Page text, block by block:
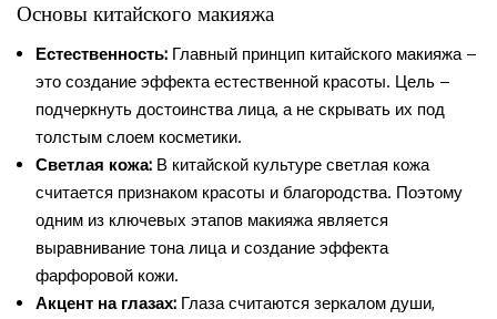
Основы китайского макияжа
Естественность: Главный принцип китайского макияжа –
это создание эффекта естественной красоты. Цель –
подчеркнуть достоинства лица, а не скрывать их под
толстым слоем косметики.
Светлая кожа: В китайской культуре светлая кожа
считается признаком красоты и благородства. Поэтому
одним из ключевых этапов макияжа является
выравнивание тона лица и создание эффекта
фарфоровой кожи.
Акцент на глазах: Глаза считаются зеркалом души,